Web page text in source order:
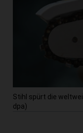
Stihl spürt die
dpa)